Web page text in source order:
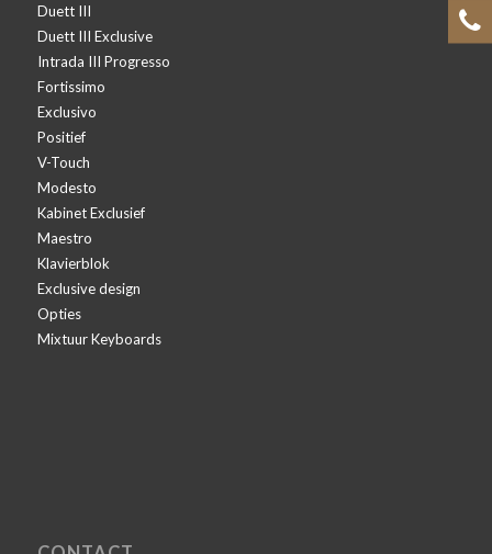
Duett III
Duett III Exclusive
Intrada III Progresso
Fortissimo
Exclusivo
Positief
V-Touch
Modesto
Kabinet Exclusief
Maestro
Klavierblok
Exclusive design
Opties
Mixtuur Keyboards